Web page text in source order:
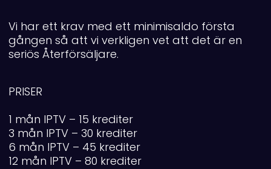
Vi har ett krav med ett minimisaldo första
gången så att vi verkligen vet att det är en
seriös Återförsäljare.
PRISER
1 mån IPTV – 15 krediter
3 mån IPTV – 30 krediter
6 mån IPTV – 45 krediter
12 mån IPTV – 80 krediter